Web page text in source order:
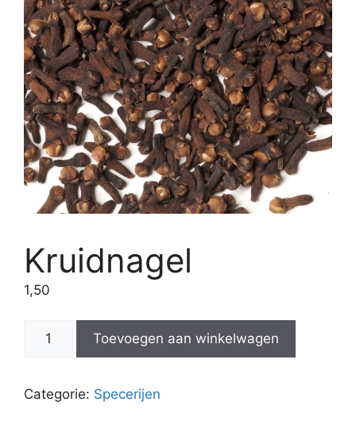
Kruidnagel
1,50
Kruidnagel
Toevoegen aan winkelwagen
Categorie: Specerijen